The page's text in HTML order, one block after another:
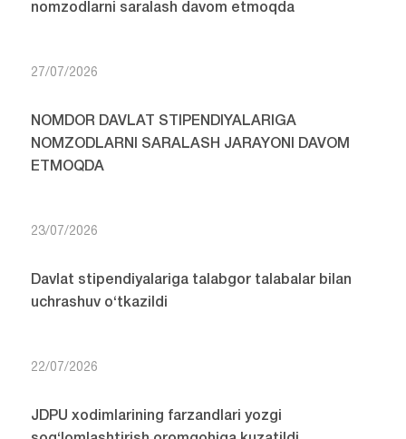
nomzodlarni saralash davom etmoqda
27/07/2026
NOMDOR DAVLAT STIPENDIYALARIGA
NOMZODLARNI SARALASH JARAYONI DAVOM
ETMOQDA
23/07/2026
Davlat stipendiyalariga talabgor talabalar bilan
uchrashuv o‘tkazildi
22/07/2026
JDPU xodimlarining farzandlari yozgi